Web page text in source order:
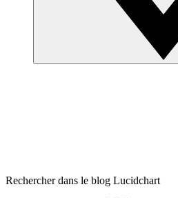
Rechercher dans le blog Lucidchart